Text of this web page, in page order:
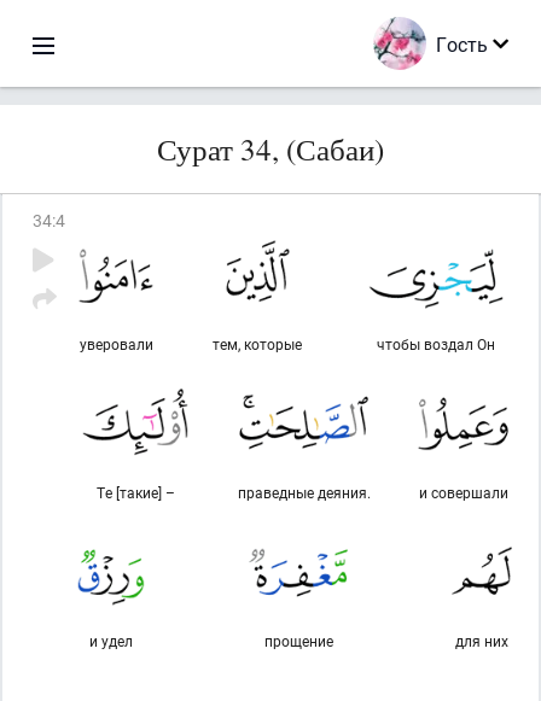
Гость
Сурат 34, (Сабаи)
34:4
чтобы воздал Он
тем, которые
уверовали
и совершали
праведные деяния.
Те [такие] –
для них
прощение
и удел